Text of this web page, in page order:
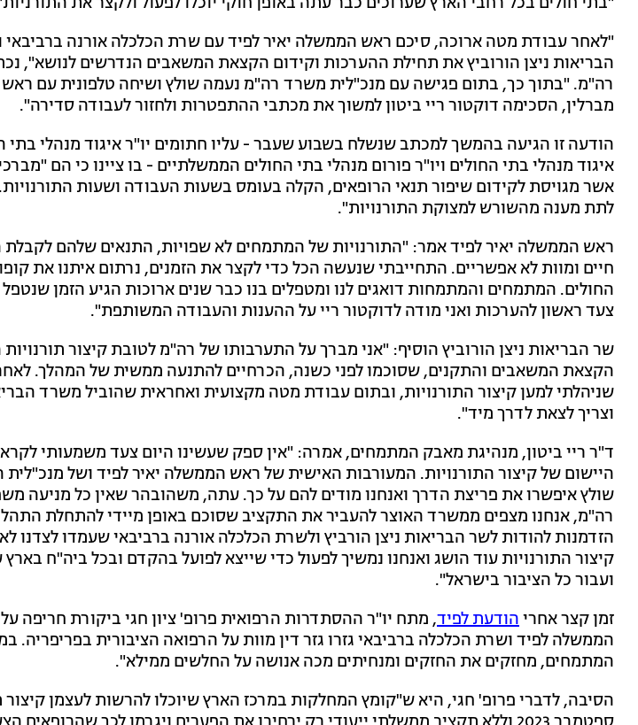
"לאחר עבודת מטה ארוכה, סיכם ראש הממשלה יאיר לפיד עם שרת הכלכלה אורנה ברביבאי
הבריאות ניצן הורוביץ את תחילת ההערכות וקידום הקצאת המשאבים הנדרשים לנושא",
רה"מ. "בתוך כך, בתום פגישה עם מנכ"לית משרד רה"מ נעמה שולץ ושיחה טלפונית עם
מברלין, הסכימה דוקטור ריי ביטון למשוך את מכתבי ההתפטרות ולחזור לעבודה סדירה".
הודעה זו הגיעה בהמשך למכתב שנשלח בשבוע שעבר - עליו חתומים יו"ר איגוד מנהלי בתי
איגוד מנהלי בתי החולים ויו"ר פורום מנהלי בתי החולים הממשלתיים - בו ציינו כי הם
אשר מגויסת לקידום שיפור תנאי הרופאים, הקלה בעומס בשעות העבודה ושעות
לתת מענה מהשורש למצוקת התורנויות".
ראש הממשלה יאיר לפיד אמר: "התורנויות של המתמחים לא שפויות, התנאים שלהם
חיים ומוות לא אפשריים. התחייבתי שנעשה הכל כדי לקצר את הזמנים, נרתום איתנו את
החולים. המתמחים והמתמחות דואגים לנו ומטפלים בנו כבר שנים ארוכות הגיע הזמן
צעד ראשון להערכות ואני מודה לדוקטור ריי על ההענות והעבודה המשותפת".
שר הבריאות ניצן הורוביץ הוסיף: "אני מברך על התערבותו של רה"מ לטובת קיצור
הקצאת המשאבים והתקנים, שסוכמו לפני כשנה, הכרחיים להתנעה ממשית של המהלך.
שניהלתי למען קיצור התורנויות, ובתום עבודת מטה מקצועית ואחראית שהוביל משרד
וצריך לצאת לדרך מיד".
ד"ר ריי ביטון, מנהיגת מאבק המתמחים, אמרה: "אין ספק שעשינו היום צעד משמעותי
היישום של קיצור התורנויות. המעורבות האישית של ראש הממשלה יאיר לפיד ושל
שולץ איפשרו את פריצת הדרך ואנחנו מודים להם על כך. עתה, משהובהר שאין כל מניעה
רה"מ, אנחנו מצפים ממשרד האוצר להעביר את התקציב שסוכם באופן מיידי להתחלת
הזדמנות להודות לשר הבריאות ניצן הורביץ ולשרת הכלכלה אורנה ברביבאי שעמדו לצדנו
קיצור התורנויות עוד הושג ואנחנו נמשיך לפעול כדי שייצא לפועל בהקדם ובכל ביה"ח
ועבור כל הציבור בישראל".
זמן קצר אחריהודעת לפיד, מתח יו"ר ההסתדרות הרפואית פרופ' ציון חגי ביקורת חריפה
הממשלה לפיד ושרת הכלכלה ברביבאי גזרו גזר דין מוות על הרפואה הציבורית בפריפריה.
המתמחים, מחזקים את החזקים ומנחיתים מכה אנושה על החלשים ממילא".
הסיבה, לדברי פרופ' חגי, היא ש"קומץ המחלקות במרכז הארץ שיוכלו להרשות לעצמן קיצור